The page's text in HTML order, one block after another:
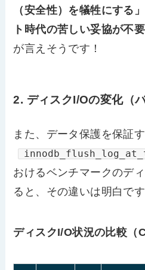
（安全性）を犠牲にする
ト時代の苦しい妥協が不
が言えそうです！
2. ディスクI/Oの変化（バ
また、データ保護を保証
おけるベンチマークのデ
ると、その違いは明白です
ディスクI/O状況の比較（